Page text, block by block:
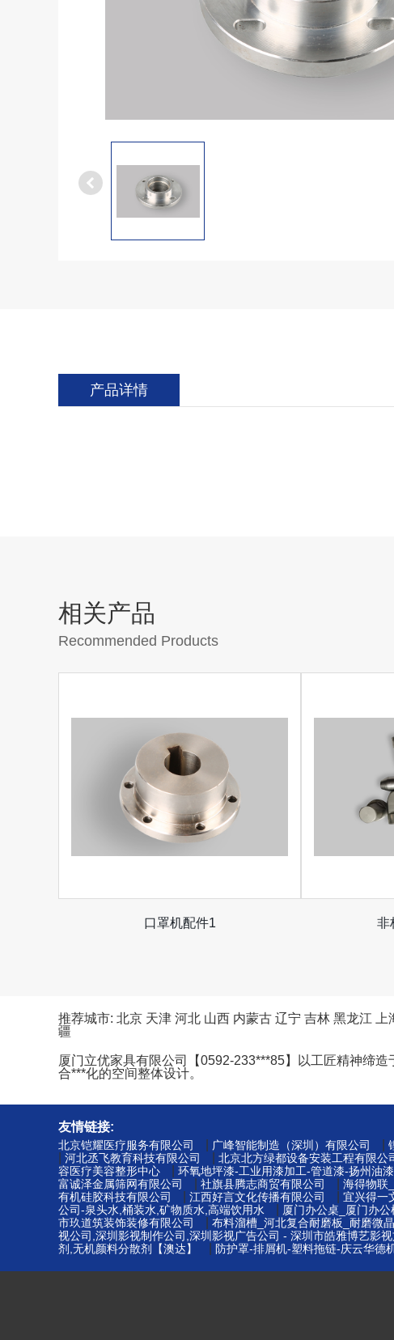
产品详情
相关产品
Recommended Products
口罩机配件1 非
推荐城市: 北京 天津 河北 山西 内蒙古 辽宁 吉林 黑龙江 上
疆
厦门立优家具有限公司【0592-233***85】以工匠精神缔
合***化的空间整体设计。
友情链接:
北京铠耀医疗服务有限公司 广峰智能制造（深圳）有限公司
河北丞飞教育科技有限公司 北京北方绿都设备安装工程有限公
容医疗美容整形中心
环氧地坪漆-工业用漆加工-管道漆-扬州油
富诚泽金属筛网有限公司
社旗县腾志商贸有限公司 海得物联
有机硅胶科技有限公司
江西好言文化传播有限公司 宜兴得一
公司-泉头水,桶装水,矿物质水,高端饮用水
厦门办公桌_厦门办
市玖道筑装饰装修有限公司
布料溜槽_河北复合耐磨板_耐磨微
视公司,深圳影视制作公司,深圳影视广告公司 - 深圳市皓雅博艺影视
剂,无机颜料分散剂【澳达】
防护罩-排屑机-塑料拖链-庆云华德